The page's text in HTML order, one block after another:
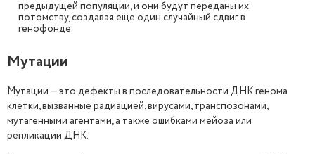
предыдущей популяции, и они будут переданы их
потомству, создавая еще один случайный сдвиг в
генофонде.
Мутации
Мутации — это дефекты в последовательности ДНК генома
клетки, вызванные радиацией, вирусами, транспозонами,
мутагенными агентами, а также ошибками мейоза или
репликации ДНК.